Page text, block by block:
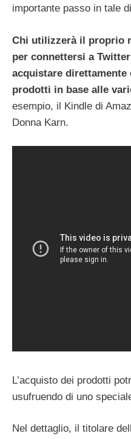
importante passo in tale
Chi utilizzerà il proprio
per connettersi a
acquistare
prodotti in base alle
esempio, il Kindle di
Donna Karn.
L’acquisto dei prodotti
usufruendo di uno
Nel dettaglio, il titolare